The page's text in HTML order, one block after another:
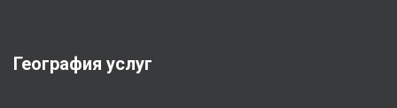
География услуг